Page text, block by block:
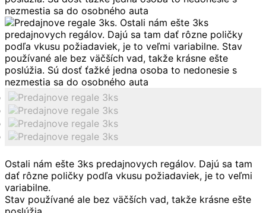
Ostali nám ešte 3ks predajnovych regálov. Dajú sa tam
dať rôzne poličky podľa vkusu požiadaviek, je to veľmi
variabilne.
Stav používané ale bez väčších vad, takže krásne ešte